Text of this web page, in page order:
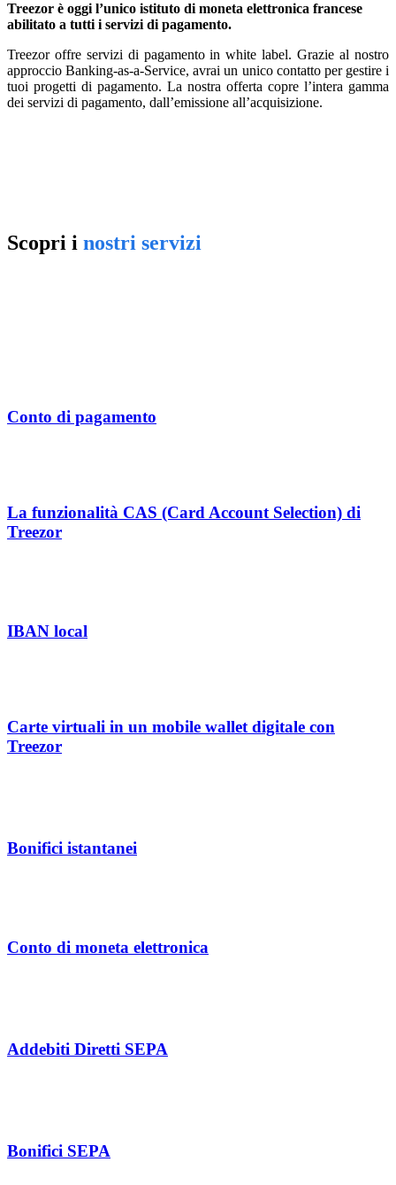
Treezor è oggi l’unico istituto di moneta elettronica francese
abilitato a tutti i servizi di pagamento.
Treezor offre servizi di pagamento in white label. Grazie al nostro
approccio Banking-as-a-Service, avrai un unico contatto per gestire i
tuoi progetti di pagamento. La nostra offerta copre l’intera gamma
dei servizi di pagamento, dall’emissione all’acquisizione.
Scopri i nostri servizi
Conto di pagamento
La funzionalità CAS (Card Account Selection) di
Treezor
IBAN local
Carte virtuali in un mobile wallet digitale con
Treezor
Bonifici istantanei
Conto di moneta elettronica
Addebiti Diretti SEPA
Bonifici SEPA